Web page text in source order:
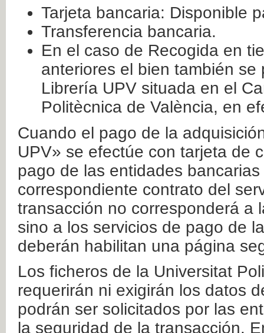
Tarjeta bancaria: Disponible
Transferencia bancaria.
En el caso de Recogida en
anteriores el bien también
Librería UPV situada en el
Politècnica de València, en
Cuando el pago de la
UPV» se efectúe con tarjeta de
pago de las entidades
correspondiente contrato del
transacción no corresponderá a
sino a los servicios de pago de
deberán habilitan una página
Los ficheros de la Universitat
requerirán ni exigirán los datos
podrán ser solicitados por las
la seguridad de la transacción.